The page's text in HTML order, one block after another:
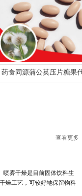
查看更多
喷雾干燥是目前固体饮料生
燥工艺，可较好地保留物料
床造粒适合于低果汁或不含